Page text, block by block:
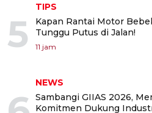
5
TIPS
Kapan Rantai Motor
Tunggu Putus di Jalan!
11 jam
NEWS
Sambangi GIIAS 2026,
Komitmen Dukung